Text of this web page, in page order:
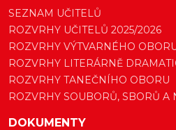
SEZNAM UČITELŮ
ROZVRHY UČITELŮ 2025/2026
ROZVRHY VÝTVARNÉHO
ROZVRHY LITERÁRNĚ
ROZVRHY TANEČNÍHO OBORU
ROZVRHY SOUBORŮ, SBORŮ A
DOKUMENTY